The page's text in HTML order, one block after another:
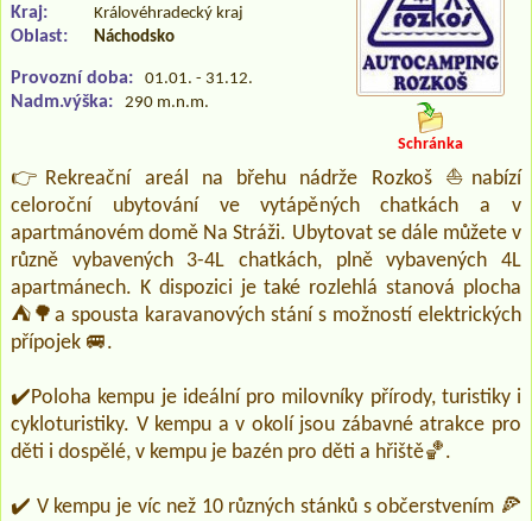
Kraj: Královéhradecký kraj
Oblast: Náchodsko
Provozní doba: 01.01. - 31.12.
Nadm.výška: 290 m.n.m.
Schránka
👉Rekreační areál na břehu nádrže Rozkoš ⛵nabízí
celoroční ubytování ve vytápěných chatkách a v
apartmánovém domě Na Stráži. Ubytovat se dále můžete v
různě vybavených 3-4L chatkách, plně vybavených 4L
apartmánech. K dispozici je také rozlehlá stanová plocha
⛺🌳a spousta karavanových stání s možností elektrických
přípojek 🚐.
✔️Poloha kempu je ideální pro milovníky přírody, turistiky i
cykloturistiky. V kempu a v okolí jsou zábavné atrakce pro
děti i dospělé, v kempu je bazén pro děti a hřiště🏀.
✔️ V kempu je víc než 10 různých stánků s občerstvením 🍕